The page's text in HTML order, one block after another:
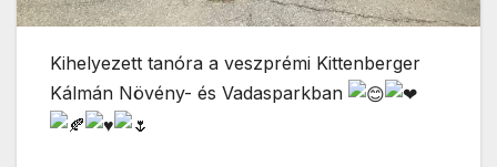
Kihelyezett tanóra a veszprémi Kittenberger
Kálmán Növény- és Vadasparkban